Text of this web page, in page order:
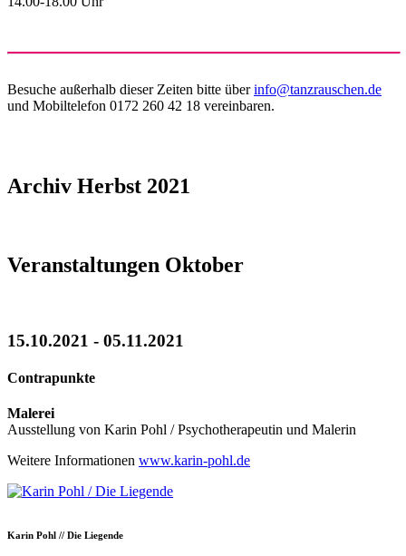
Besuche außerhalb dieser Zeiten bitte überinfo@tanzrauschen.de
und Mobiltelefon 0172 260 42 18 vereinbaren.
Archiv Herbst 2021
Veranstaltungen Oktober
15.10.2021 - 05.11.2021
Contrapunkte
Malerei
Ausstellung von Karin Pohl / Psychotherapeutin und Malerin
Weitere Informationen www.karin-pohl.de
Karin Pohl // Die Liegende